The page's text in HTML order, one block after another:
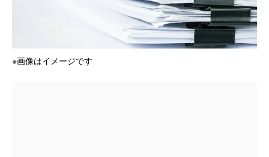
※画像はイメージです